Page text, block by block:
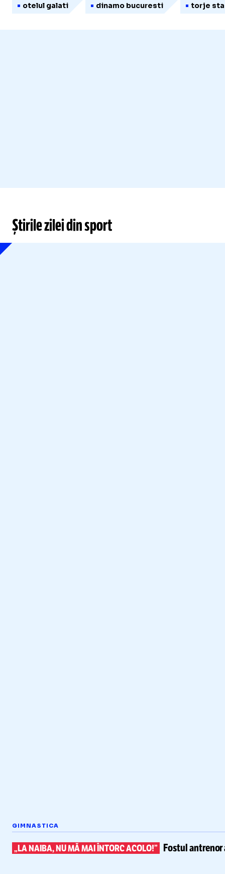
otelul galati dinamo bucuresti torje
Știrile zilei din sport
GIMNASTICA
„LA NAIBA, NU MĂ MAI ÎNTORC ACOLO!” Fostul